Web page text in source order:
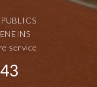
service